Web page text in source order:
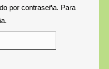
por contraseña. Para